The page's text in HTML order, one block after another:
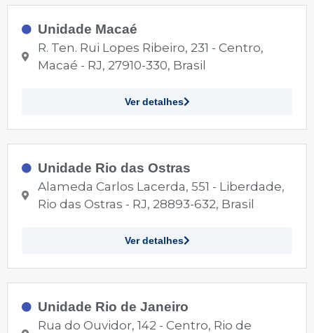
Unidade Macaé
R. Ten. Rui Lopes Ribeiro, 231 - Centro,
Macaé - RJ, 27910-330, Brasil
Ver detalhes
Unidade Rio das Ostras
Alameda Carlos Lacerda, 551 - Liberdade,
Rio das Ostras - RJ, 28893-632, Brasil
Ver detalhes
Unidade Rio de Janeiro
Rua do Ouvidor, 142 - Centro, Rio de